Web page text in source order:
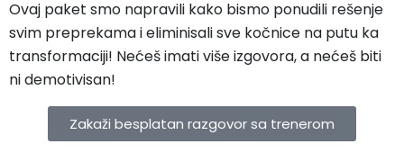
Ovaj paket smo napravili kako bismo ponudili rešenje
svim preprekama i eliminisali sve kočnice na putu ka
transformaciji! Nećeš imati više izgovora, a nećeš biti
ni demotivisan!
Zakaži besplatan razgovor sa trenerom